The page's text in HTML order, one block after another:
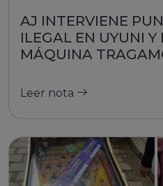
AJ INTERVIENE
ILEGAL EN UYUNI
MÁQUINA
Leer nota